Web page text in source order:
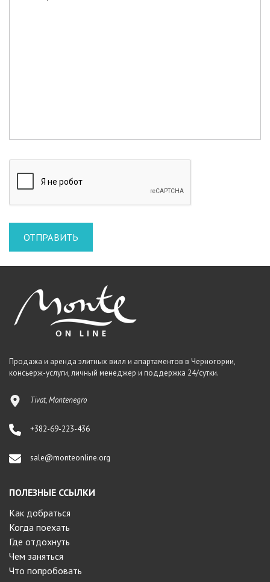
Продажа и аренда элитных вилл и апартаментов в Черногории,
консьерж-услуги, личный менеджер и поддержка 24/сутки.
Tivat, Montenegro
+382-69-223-436
sale@monteonline.org
ПОЛЕЗНЫЕ ССЫЛКИ
Как добраться
Когда поехать
Где отдохнуть
Чем заняться
Что попробовать